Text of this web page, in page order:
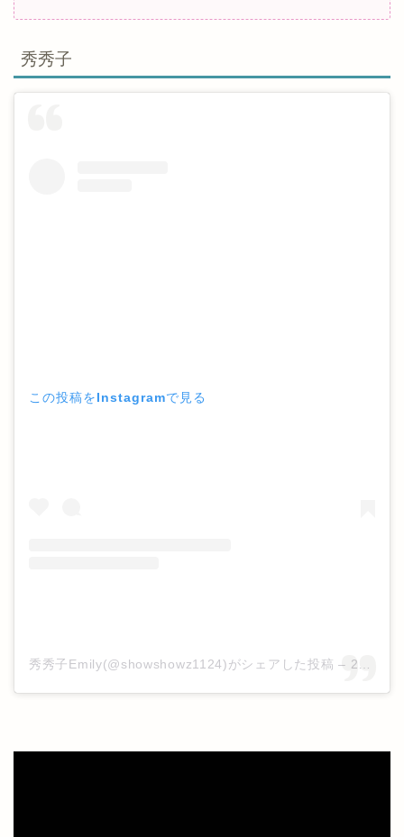
秀秀子
この投稿をInstagramで見る
秀秀子Emily(@showshowz1124)がシェアした投稿 – 2019年 6月月19日午前8時50分PDT